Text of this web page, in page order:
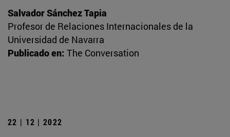
Salvador Sánchez Tapia
Profesor de Relaciones Internacionales de la
Universidad de Navarra
Publicado en: The Conversation
22 | 12 | 2022